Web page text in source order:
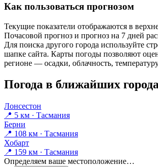
Как пользоваться прогнозом
Текущие показатели отображаются в
Почасовой прогноз и прогноз на 7 дней
Для поиска другого города используйте
шапке сайта. Карты погоды позволяют
регионе — осадки, облачность,
Погода в ближайших
Лонсестон
📍 5 км · Тасмания
Берни
📍 108 км · Тасмания
Хобарт
📍 159 км · Тасмания
Определяем ваше местоположение…